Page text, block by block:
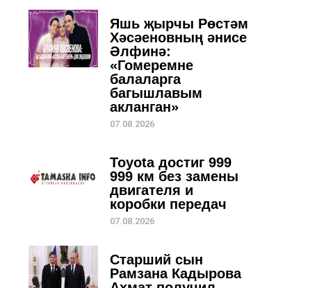
Яшь җырчы Рөстәм
Хәсәеновның әнисе
Әлфинә:
«Гомеремне
балаларга
багышлавым
акланган»
07.08.2026
Toyota достиг 999
999 км без замены
двигателя и
коробки передач
07.08.2026
Старший сын
Рамзана Кадырова